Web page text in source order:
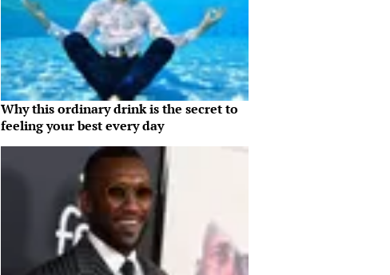
Why this ordinary drink is the secret to
feeling your best every day